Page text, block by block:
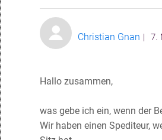
Christian Gnan 7.
Hallo zusammen,
was gebe ich ein, wenn der
Wir haben einen Spediteur,